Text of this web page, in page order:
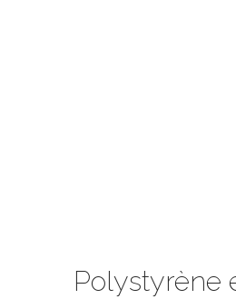
Polystyrène